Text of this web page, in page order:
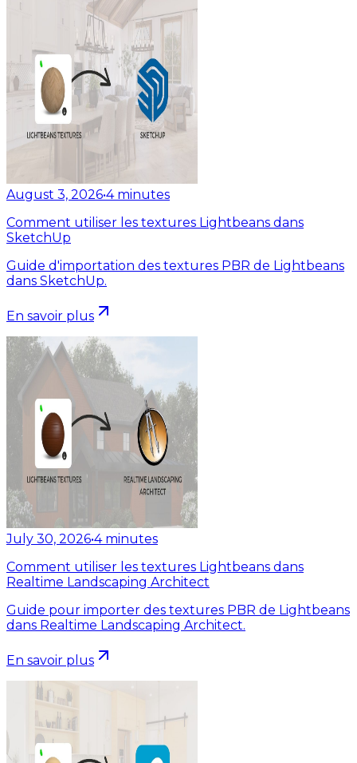
August 3, 2026•4 minutes
Comment utiliser les textures Lightbeans dans
SketchUp
Guide d'importation des textures PBR de Lightbeans
dans SketchUp.
En savoir plus
July 30, 2026•4 minutes
Comment utiliser les textures Lightbeans dans
Realtime Landscaping Architect
Guide pour importer des textures PBR de Lightbeans
dans Realtime Landscaping Architect.
En savoir plus